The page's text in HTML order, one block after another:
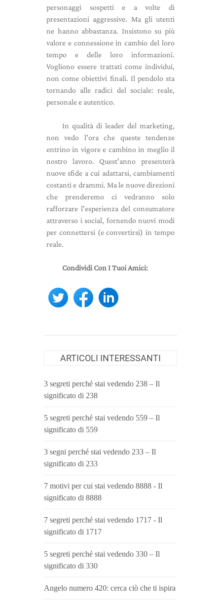
personaggi sospetti e a volte di
presentazioni aggressive. Ma gli utenti
ne hanno abbastanza. Insistono su più
valore e connessione in cambio del loro
tempo e delle loro informazioni.
Vogliono essere trattati come individui,
non come obiettivi finali. Il pendolo sta
tornando alle radici del sociale: reale,
personale e autentico.
In qualità di leader del marketing,
non vedo l'ora che queste tendenze
entrino in vigore e cambino in meglio il
nostro lavoro. Quest'anno presenterà
nuove sfide a cui adattarsi, cambiamenti
costanti e drammi. Ma le nuove direzioni
che prenderemo ci vedranno solo
rafforzare l'esperienza del consumatore
attraverso i social, fornendo nuovi modi
per connettersi (e convertirsi) in tempo
reale.
Condividi Con I Tuoi Amici:
ARTICOLI INTERESSANTI
3 segreti perché stai vedendo 238 – Il
significato di 238
5 segreti perché stai vedendo 559 – Il
significato di 559
3 segni perché stai vedendo 233 – Il
significato di 233
7 motivi per cui stai vedendo 8888 - Il
significato di 8888
7 segreti perché stai vedendo 1717 - Il
significato di 1717
5 segreti perché stai vedendo 330 – Il
significato di 330
Angelo numero 420: cerca ciò che ti ispira